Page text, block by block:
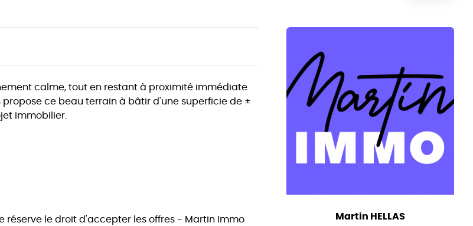
calme, tout en restant à proximité immédiate
ce beau terrain à bâtir d'une superficie de ±
immobilier.
le droit d'accepter les offres - Martin Immo
Martin HELLAS